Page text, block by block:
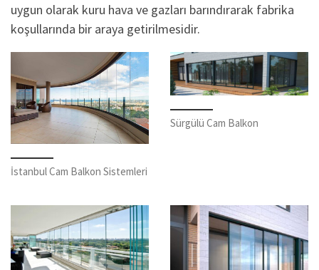
uygun olarak kuru hava ve gazları barındırarak fabrika
koşullarında bir araya getirilmesidir.
İstanbul Cam Balkon Sistemleri
Sürgülü Cam Balkon